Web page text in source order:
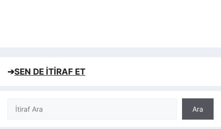
➔SEN DE İTİRAF ET
Ara
Ara